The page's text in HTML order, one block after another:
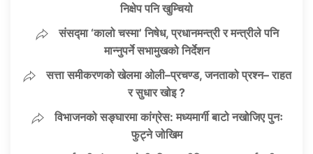
निक्षेप पनि खुम्चियो
संसद्मा ‘कालो चस्मा’ निषेध, प्रधानमन्त्री र मन्त्रीले पनि
मान्नुपर्ने सभामुखको निर्देशन
सत्ता समीकरणको खेलमा ओली–प्रचण्ड, जनताको प्रश्न– राहत
र सुधार खोइ ?
विभाजनको सङ्घारमा कांग्रेस: मध्यमार्गी बाटो नखोजिए पुनः
फुट्ने जोखिम